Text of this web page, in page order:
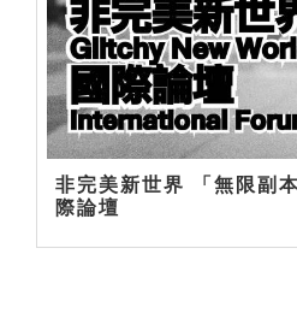
非完美新世界 「無限副
際論壇